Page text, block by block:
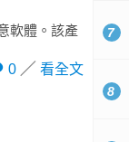
軟體。該產
0
看全文
7
8